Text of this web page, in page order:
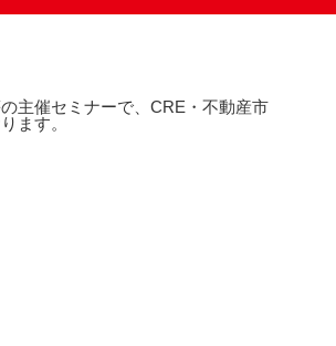
主催セミナーで、CRE・不動産市
ます。